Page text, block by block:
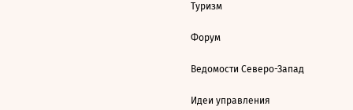
Туризм
Форум
Ведомости Северо-Запад
Идеи управления